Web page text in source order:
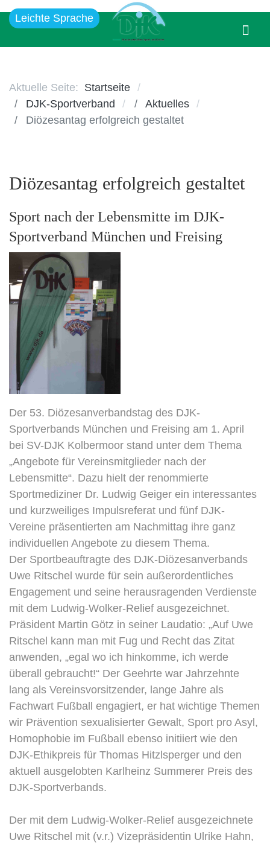
Leichte Sprache
Aktuelle Seite: Startseite
DJK-Sportverband
Aktuelles
Diözesantag erfolgreich gestaltet
Diözesantag erfolgreich gestaltet
Sport nach der Lebensmitte im DJK-
Sportverband München und Freising
Der 53. Diözesanverbandstag des DJK-
Sportverbands München und Freising am 1. April
bei SV-DJK Kolbermoor stand unter dem Thema
„Angebote für Vereinsmitglieder nach der
Lebensmitte“. Dazu hielt der renommierte
Sportmediziner Dr. Ludwig Geiger ein interessantes
und kurzweiliges Impulsreferat und fünf DJK-
Vereine präsentierten am Nachmittag ihre ganz
individuellen Angebote zu diesem Thema.
Der Sportbeauftragte des DJK-Diözesanverbands
Uwe Ritschel wurde für sein außerordentliches
Engagement und seine herausragenden Verdienste
mit dem Ludwig-Wolker-Relief ausgezeichnet.
Präsident Martin Götz in seiner Laudatio: „Auf Uwe
Ritschel kann man mit Fug und Recht das Zitat
anwenden, „egal wo ich hinkomme, ich werde
überall gebraucht!“ Der Geehrte war Jahrzehnte
lang als Vereinsvorsitzender, lange Jahre als
Fachwart Fußball engagiert, er hat wichtige Themen
wir Prävention sexualisierter Gewalt, Sport pro Asyl,
Homophobie im Fußball ebenso initiiert wie den
DJK-Ethikpreis für Thomas Hitzlsperger und den
aktuell ausgelobten Karlheinz Summerer Preis des
DJK-Sportverbands.
Der mit dem Ludwig-Wolker-Relief ausgezeichnete
Uwe Ritschel mit (v.r.) Vizepräsidentin Ulrike Hahn,